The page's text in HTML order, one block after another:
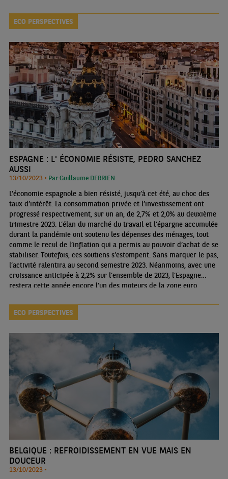
hausse de 2,0 % t/t au T2.
ECO PERSPECTIVES
ESPAGNE : L' ÉCONOMIE RÉSISTE, PEDRO SANCHEZ
AUSSI
13/10/2023 • Par Guillaume DERRIEN
L’économie espagnole a bien résisté, jusqu’à cet été, au choc des
taux d’intérêt. La consommation privée et l’investissement ont
progressé respectivement, sur un an, de 2,7% et 2,0% au deuxième
trimestre 2023. L’élan du marché du travail et l’épargne accumulée
durant la pandémie ont soutenu les dépenses des ménages, tout
comme le recul de l’inflation qui a permis au pouvoir d’achat de se
stabiliser. Toutefois, ces soutiens s’estompent. Sans marquer le pas,
l’activité ralentira au second semestre 2023. Néanmoins, avec une
croissance anticipée à 2,2% sur l’ensemble de 2023, l’Espagne
restera cette année encore l’un des moteurs de la zone euro.
ECO PERSPECTIVES
BELGIQUE : REFROIDISSEMENT EN VUE MAIS EN
DOUCEUR
13/10/2023 •